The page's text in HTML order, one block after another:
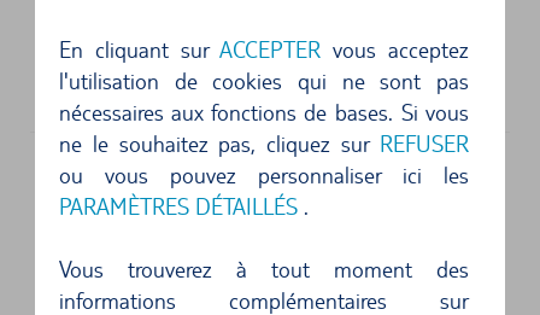
En cliquant surACCEPTER vous acceptez
l'utilisation de cookies qui ne sont pas
nécessaires aux fonctions de bases. Si vous
ne le souhaitez pas, cliquez sur REFUSER
ou vous pouvez personnaliser ici les
PARAMÈTRES DÉTAILLÉS.
Vous trouverez à tout moment des
informations complémentaires sur
Alamo Car Rental
3276 Ho Olimalima Place
96766 Lihue, HI
Adresse physique
3259 Hoolimalima Place
96766 Lihue, HI